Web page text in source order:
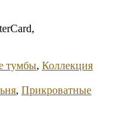
тумбы, Коллекция
, Прикроватные